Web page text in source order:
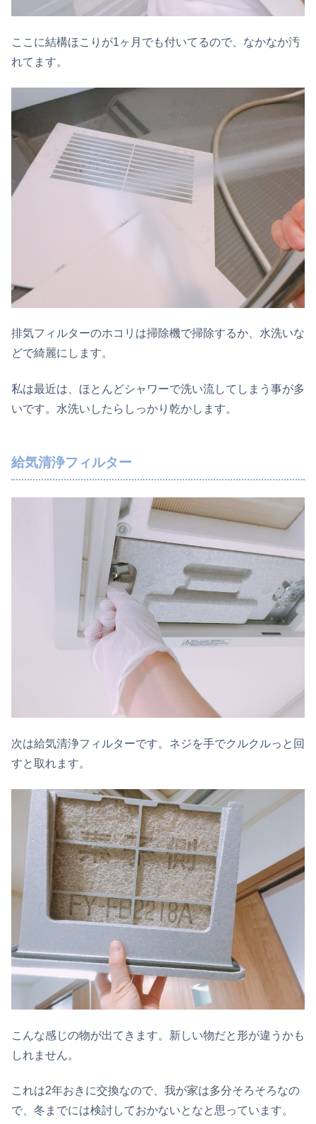
ここに結構ほこりが1ヶ月でも付いてるので、なかなか汚
れてます。
排気フィルターのホコリは掃除機で掃除するか、水洗いな
どで綺麗にします。
私は最近は、ほとんどシャワーで洗い流してしまう事が多
いです。水洗いしたらしっかり乾かします。
給気清浄フィルター
次は給気清浄フィルターです。ネジを手でクルクルっと回
すと取れます。
こんな感じの物が出てきます。新しい物だと形が違うかも
しれません。
これは2年おきに交換なので、我が家は多分そろそろなの
で、冬までには検討しておかないとなと思っています。